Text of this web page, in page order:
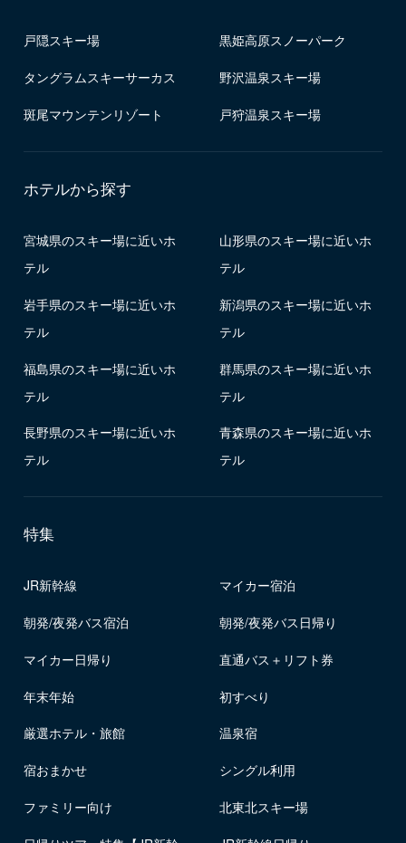
戸隠スキー場 黒姫高原スノーパーク
タングラムスキーサーカス 野沢温泉スキー場
斑尾マウンテンリゾート 戸狩温泉スキー場
ホテルから探す
宮城県のスキー場に近いホ
テル
山形県のスキー場に近いホ
テル
岩手県のスキー場に近いホ
テル
新潟県のスキー場に近いホ
テル
福島県のスキー場に近いホ
テル
群馬県のスキー場に近いホ
テル
長野県のスキー場に近いホ
テル
青森県のスキー場に近いホ
テル
特集
JR新幹線 マイカー宿泊
朝発/夜発バス宿泊 朝発/夜発バス日帰り
マイカー日帰り 直通バス＋リフト券
年末年始 初すべり
厳選ホテル・旅館 温泉宿
宿おまかせ シングル利用
ファミリー向け 北東北スキー場